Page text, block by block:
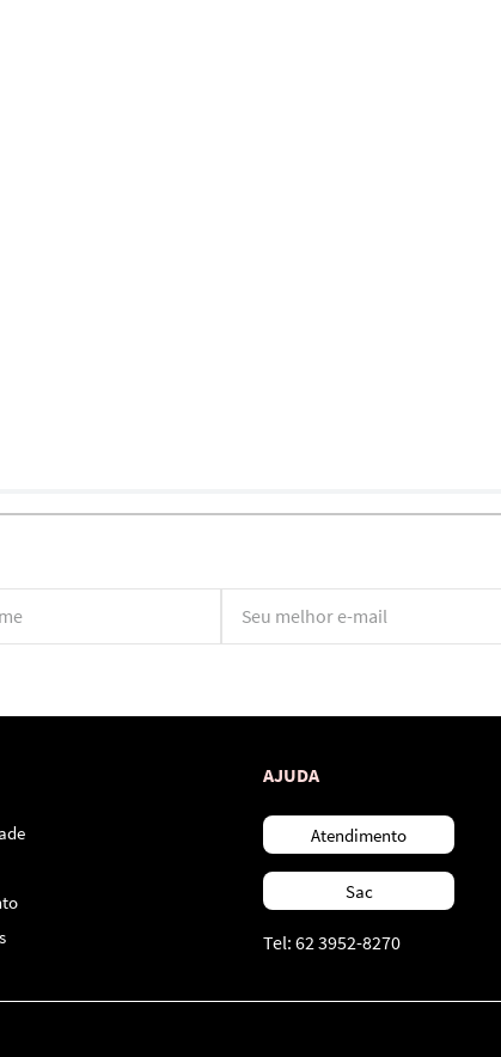
AJUDA
Atendimento
Sac
Tel: 62 3952-8270